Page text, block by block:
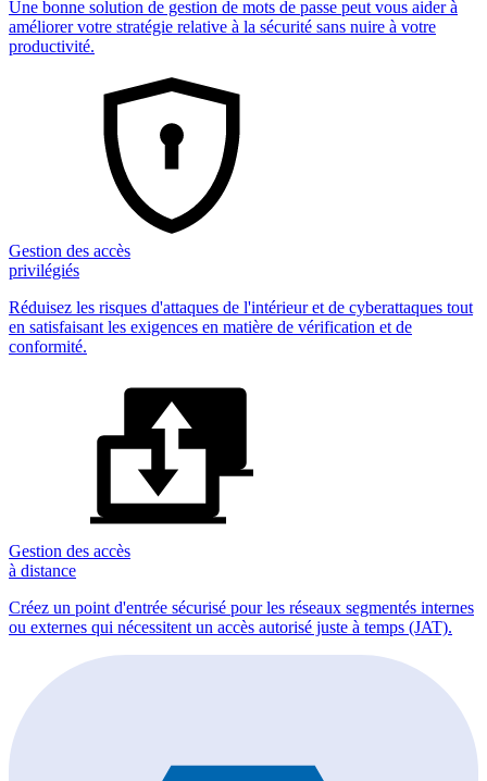
Une bonne solution de gestion de mots de passe peut vous aider à
améliorer votre stratégie relative à la sécurité sans nuire à votre
productivité.
Gestion des accès
privilégiés
Réduisez les risques d'attaques de l'intérieur et de cyberattaques tout
en satisfaisant les exigences en matière de vérification et de
conformité.
Gestion des accès
à distance
Créez un point d'entrée sécurisé pour les réseaux segmentés internes
ou externes qui nécessitent un accès autorisé juste à temps (JAT).